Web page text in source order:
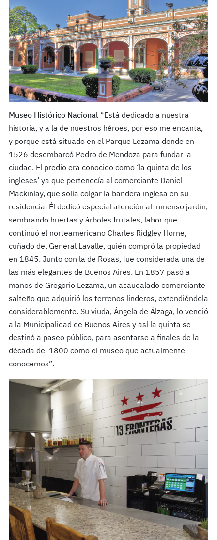
Museo Histórico Nacional “Está dedicado a nuestra
historia, y a la de nuestros héroes, por eso me encanta,
y porque está situado en el Parque Lezama donde en
1526 desembarcó Pedro de Mendoza para fundar la
ciudad. El predio era conocido como ‘la quinta de los
ingleses’ ya que pertenecía al comerciante Daniel
Mackinlay, que solía colgar la bandera inglesa en su
residencia. Él dedicó especial atención al inmenso jardín,
sembrando huertas y árboles frutales, labor que
continuó el norteamericano Charles Ridgley Horne,
cuñado del General Lavalle, quién compró la propiedad
en 1845. Junto con la de Rosas, fue considerada una de
las más elegantes de Buenos Aires. En 1857 pasó a
manos de Gregorio Lezama, un acaudalado comerciante
salteño que adquirió los terrenos linderos, extendiéndola
considerablemente. Su viuda, Ángela de Álzaga, lo vendió
a la Municipalidad de Buenos Aires y así la quinta se
destinó a paseo público, para asentarse a finales de la
década del 1800 como el museo que actualmente
conocemos”.